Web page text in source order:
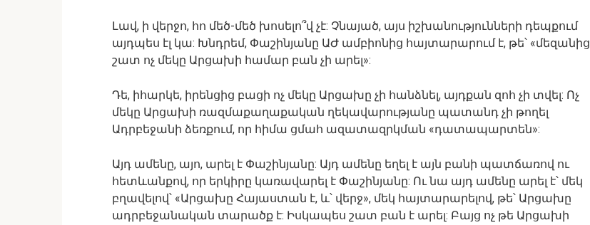
Լավ, ի վերջո, հո մեծ-մեծ խոսելո՞վ չէ: Չնայած, այս իշխանությունների դեպքում
այդպես էլ կա: Խնդրեմ, Փաշինյանը ԱԺ ամբիոնից հայտարարում է, թե՝ «մեզանից
շատ ոչ մեկը Արցախի համար բան չի արել»:
Դե, իհարկե, իրենցից բացի ոչ մեկը Արցախը չի հանձնել, այդքան զոհ չի տվել: Ոչ
մեկը Արցախի ռազմաքաղաքական ղեկավարությանը պատանդ չի թողել
Ադրբեջանի ձեռքում, որ հիմա ցմահ ազատազրկման «դատապարտեն»:
Այդ ամենը, այո, արել է Փաշինյանը: Այդ ամենը եղել է այն բանի պատճառով ու
հետևանքով, որ երկիրը կառավարել է Փաշինյանը: Ու նա այդ ամենը արել է՝ մեկ
բղավելով՝ «Արցախը Հայաստան է, և՝ վերջ», մեկ հայտարարելով, թե՝ Արցախը
ադրբեջանական տարածք է: Իսկապես շատ բան է արել: Բայց ոչ թե Արցախի